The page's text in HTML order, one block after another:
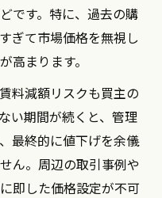
です。特に、過去の購
ぎて市場価格を無視し
高まります。
料減額リスクも買主の
い期間が続くと、管理
最終的に値下げを余儀
ん。周辺の取引事例や
即した価格設定が不可